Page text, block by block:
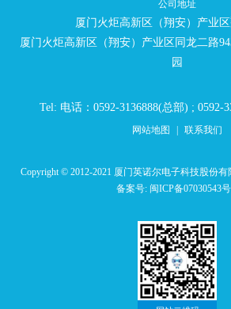
公司地址
厦门火炬高新区（翔安）产业
厦门火炬高新区（翔安）产业区同龙二路
园
Tel: 电话：0592-3136888(总部) ; 0592-
网站地图 | 联系我们
Copyright © 2012-2021 厦门英诺尔电子科技股份有
备案号: 闽ICP备07030543